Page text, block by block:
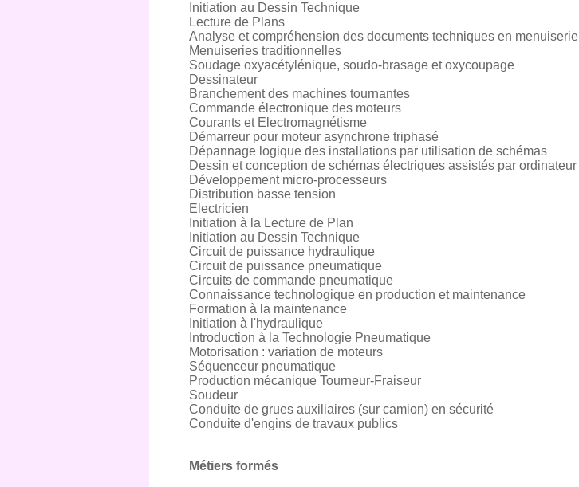
Initiation au Dessin Technique
Lecture de Plans
Analyse et compréhension des documents techniques en menuiserie
Menuiseries traditionnelles
Soudage oxyacétylénique, soudo-brasage et oxycoupage
Dessinateur
Branchement des machines tournantes
Commande électronique des moteurs
Courants et Electromagnétisme
Démarreur pour moteur asynchrone triphasé
Dépannage logique des installations par utilisation de schémas
Dessin et conception de schémas électriques assistés par ordinateur
Développement micro-processeurs
Distribution basse tension
Electricien
Initiation à la Lecture de Plan
Initiation au Dessin Technique
Circuit de puissance hydraulique
Circuit de puissance pneumatique
Circuits de commande pneumatique
Connaissance technologique en production et maintenance
Formation à la maintenance
Initiation à l'hydraulique
Introduction à la Technologie Pneumatique
Motorisation : variation de moteurs
Séquenceur pneumatique
Production mécanique Tourneur-Fraiseur
Soudeur
Conduite de grues auxiliaires (sur camion) en sécurité
Conduite d'engins de travaux publics
Métiers formés